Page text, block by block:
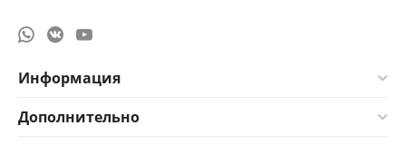
Информация
Дополнительно